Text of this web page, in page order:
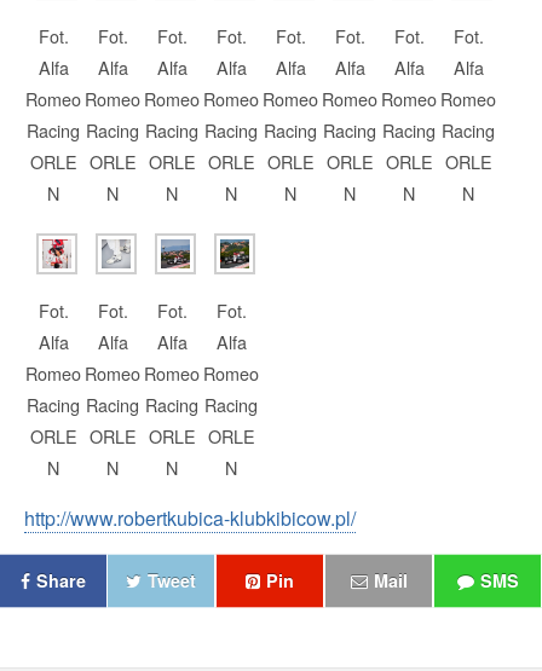
Fot.
Alfa
Romeo
Racing
ORLE
N
Fot.
Alfa
Romeo
Racing
ORLE
N
Fot.
Alfa
Romeo
Racing
ORLE
N
Fot.
Alfa
Romeo
Racing
ORLE
N
Fot.
Alfa
Romeo
Racing
ORLE
N
Fot.
Alfa
Romeo
Racing
ORLE
N
Fot.
Alfa
Romeo
Racing
ORLE
N
Fot.
Alfa
Romeo
Racing
ORLE
N
Fot.
Alfa
Romeo
Racing
ORLE
N
Fot.
Alfa
Romeo
Racing
ORLE
N
Fot.
Alfa
Romeo
Racing
ORLE
N
Fot.
Alfa
Romeo
Racing
ORLE
N
http://www.robertkubica-klubkibicow.pl/
Share Tweet Pin Mail SMS